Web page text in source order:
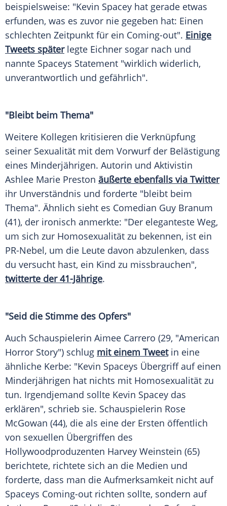
beispielsweise: "Kevin Spacey hat gerade etwas
erfunden, was es zuvor nie gegeben hat: Einen
schlechten Zeitpunkt für ein Coming-out". Einige
Tweets späterlegte Eichner sogar nach und
nannte Spaceys Statement "wirklich widerlich,
unverantwortlich und gefährlich".
"Bleibt beim Thema"
Weitere Kollegen kritisieren die Verknüpfung
seiner Sexualität mit dem Vorwurf der Belästigung
eines Minderjährigen. Autorin und Aktivistin
Ashlee Marie Preston äußerte ebenfalls via Twitter
ihr Unverständnis und forderte "bleibt beim
Thema". Ähnlich sieht es Comedian Guy Branum
(41), der ironisch anmerkte: "Der eleganteste Weg,
um sich zur Homosexualität zu bekennen, ist ein
PR-Nebel, um die Leute davon abzulenken, dass
du versucht hast, ein Kind zu missbrauchen",
twitterte der 41-Jährige.
"Seid die Stimme des Opfers"
Auch Schauspielerin Aimee Carrero (29, "American
Horror Story") schlug mit einem Tweetin eine
ähnliche Kerbe: "Kevin Spaceys Übergriff auf einen
Minderjährigen hat nichts mit Homosexualität zu
tun. Irgendjemand sollte Kevin Spacey das
erklären", schrieb sie. Schauspielerin Rose
McGowan (44), die als eine der Ersten öffentlich
von sexuellen Übergriffen des
Hollywoodproduzenten Harvey Weinstein (65)
berichtete, richtete sich an die Medien und
forderte, dass man die Aufmerksamkeit nicht auf
Spaceys Coming-out richten sollte, sondern auf